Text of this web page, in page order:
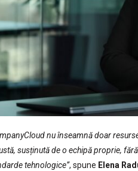
nu înseamnă doar
susținută de o echipă proprie,
tehnologice”, spune Elena